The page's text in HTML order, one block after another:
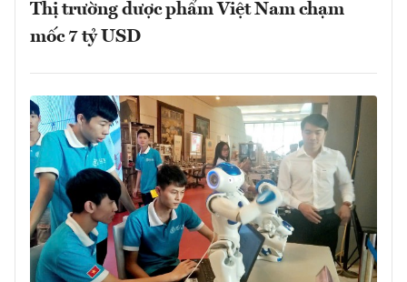
Thị trường dược phẩm Việt Nam chạm
mốc 7 tỷ USD